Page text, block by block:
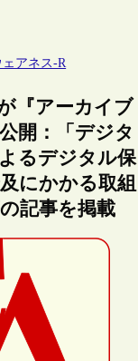
アネス-R
『アーカイブ
開：「デジタ
るデジタル保
にかかる取組
記事を掲載